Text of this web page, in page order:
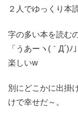
２人でゆっくり本
字の多い本を読む
「うあーヽ(｀Д´)
楽しいw
別にどこかに出掛
けで幸せだ～。